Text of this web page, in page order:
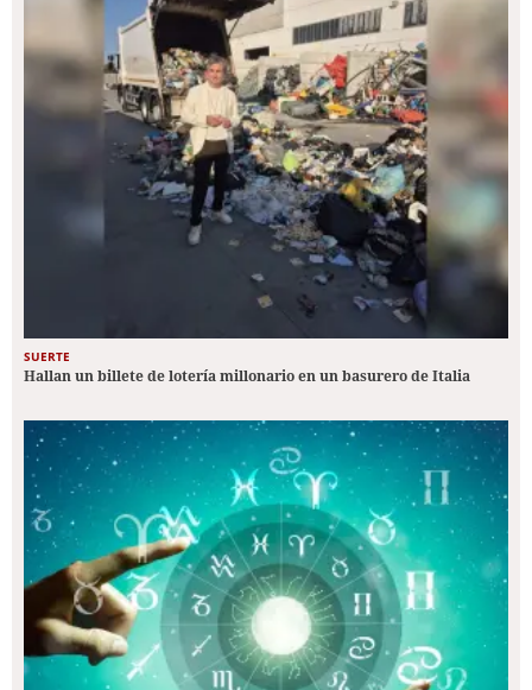
SUERTE
Hallan un billete de lotería millonario en un basurero de Italia